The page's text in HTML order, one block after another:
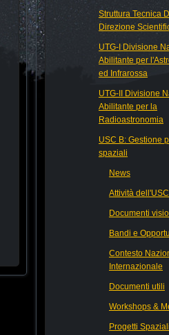
Struttura Tecnica
Direzione
UTG-I Divisione
Abilitante per
ed Infrarossa
UTG-II Divisione
Abilitante per la
Radioastronomia
USC B: Gestione
spaziali
News
Attività
Documenti
Bandi e
Contesto
Internazionale
Documenti utili
Workshops &
Progetti Spaziali